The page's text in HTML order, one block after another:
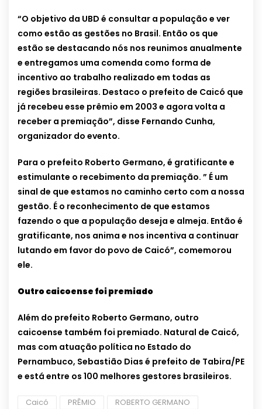
“O objetivo da UBD é consultar a população e ver
como estão as gestões no Brasil. Então os que
estão se destacando nós nos reunimos anualmente
e entregamos uma comenda como forma de
incentivo ao trabalho realizado em todas as
regiões brasileiras. Destaco o prefeito de Caicó que
já recebeu esse prêmio em 2003 e agora volta a
receber a premiação”, disse Fernando Cunha,
organizador do evento.
Para o prefeito Roberto Germano, é gratificante e
estimulante o recebimento da premiação. ” É um
sinal de que estamos no caminho certo com a nossa
gestão. É o reconhecimento de que estamos
fazendo o que a população deseja e almeja. Então é
gratificante, nos anima e nos incentiva a continuar
lutando em favor do povo de Caicó”, comemorou
ele.
Outro caicoense foi premiado
Além do prefeito Roberto Germano, outro
caicoense também foi premiado. Natural de Caicó,
mas com atuação política no Estado do
Pernambuco, Sebastião Dias é prefeito de Tabira/PE
e está entre os 100 melhores gestores brasileiros.
Caicó PRÊMIO ROBERTO GERMANO